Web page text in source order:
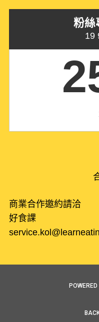
粉絲
19
商業合作邀約請洽
好食課